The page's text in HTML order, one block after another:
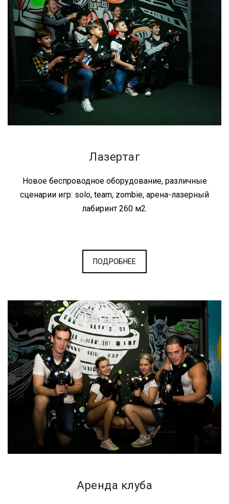
Лазертаг
Новое беспроводное оборудование, различные
сценарии игр: solo, team, zombie, арена-лазерный
лабиринт 260 м2.
ПОДРОБНЕЕ
Аренда клуба